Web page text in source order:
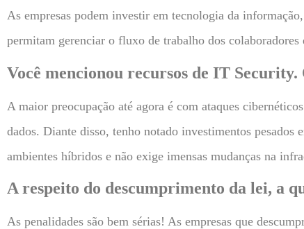
As empresas podem investir em tecnologia da
permitam gerenciar o fluxo de trabalho dos colaboradores
Você mencionou recursos de IT
A maior preocupação até agora é com ataques
dados. Diante disso, tenho notado investimentos
ambientes híbridos e não exige imensas mudanças na
A respeito do descumprimento da lei, a
As penalidades são bem sérias! As empresas que